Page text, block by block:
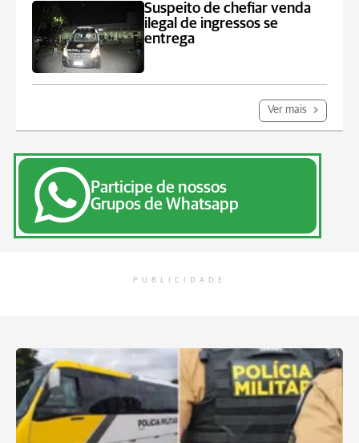
Suspeito de chefiar venda
ilegal de ingressos se
entrega
Ver mais
Participe de nossos
Grupos de Whatsapp
PUBLICIDADE